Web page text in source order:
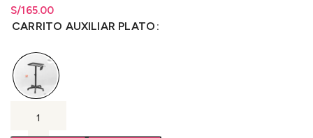
S/165.00
Rango de precios: desde
S/165.00hastaS/165.00
CARRITO AUXILIAR PLATO